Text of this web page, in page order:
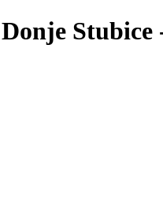
Stubice